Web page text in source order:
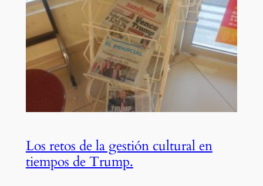
Los retos de la gestión cultural en
tiempos de Trump.